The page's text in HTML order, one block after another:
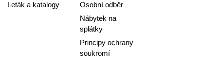
Leták a katalogy
Osobní odběr
Nábytek na
splátky
Principy ochrany
soukromí